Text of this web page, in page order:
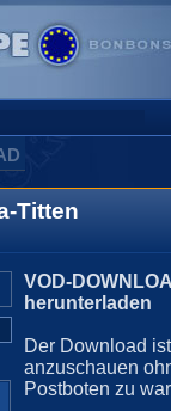
Titten
VOD-
herunterladen
Der Download
anzuschauen
Postboten zu